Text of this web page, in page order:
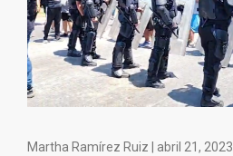
Martha Ramírez Ruiz | abril 21, 2023